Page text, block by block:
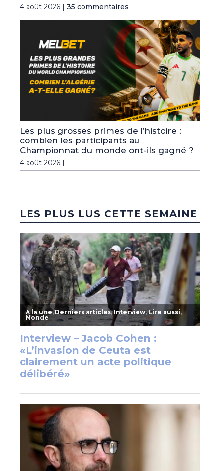
4 août 2026 | 35 commentaires
Les plus grosses primes de l’histoire :
combien les participants au
Championnat du monde ont-ils gagné ?
4 août 2026 |
LES PLUS LUS CETTE SEMAINE